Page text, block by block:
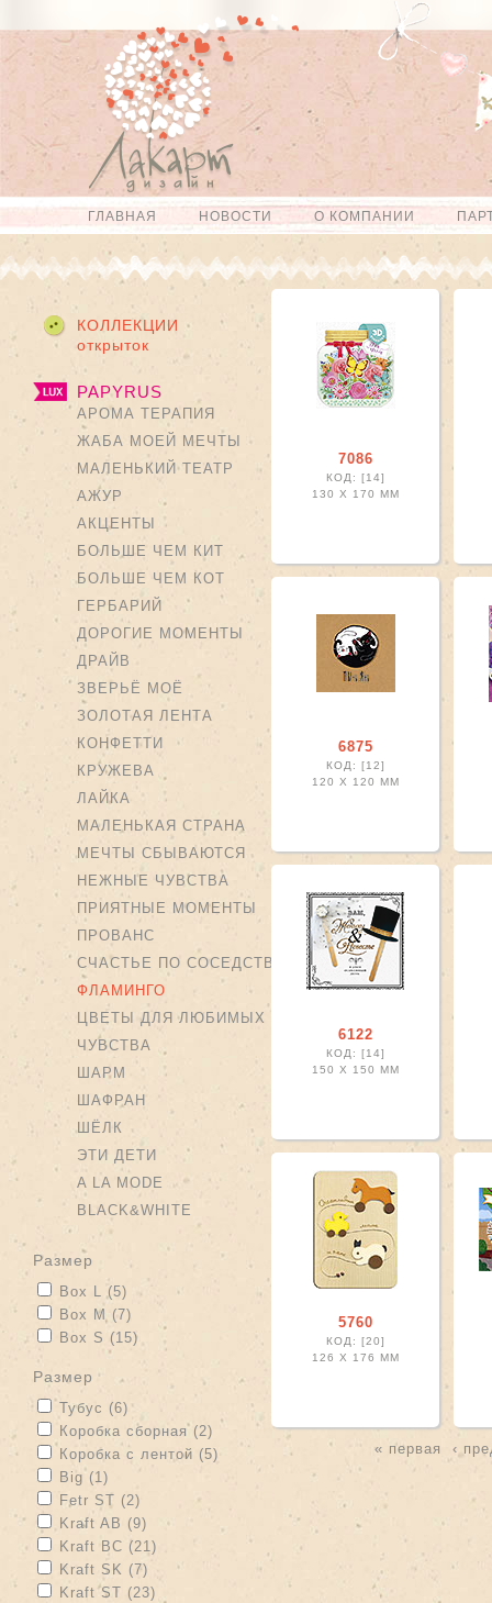
Перейти к
основному
содержанию
Skip to
navigation
Главное меню
ГЛАВНАЯ НОВОСТИ О КОМПАНИИ
КОЛЛЕКЦИИ
открыток
PAPYRUS
АРОМА ТЕРАПИЯ
ЖАБА МОЕЙ МЕЧТЫ
МАЛЕНЬКИЙ ТЕАТР
АЖУР
АКЦЕНТЫ
БОЛЬШЕ ЧЕМ КИТ
БОЛЬШЕ ЧЕМ КОТ
ГЕРБАРИЙ
ДОРОГИЕ МОМЕНТЫ
ДРАЙВ
ЗВЕРЬЁ МОЁ
ЗОЛОТАЯ ЛЕНТА
КОНФЕТТИ
КРУЖЕВА
ЛАЙКА
МАЛЕНЬКАЯ СТРАНА
МЕЧТЫ СБЫВАЮТСЯ
НЕЖНЫЕ ЧУВСТВА
ПРИЯТНЫЕ МОМЕНТЫ
ПРОВАНС
СЧАСТЬЕ ПО СОСЕДСТВУ
ФЛАМИНГО
ЦВЕТЫ ДЛЯ ЛЮБИМЫХ
ЧУВСТВА
ШАРМ
ШАФРАН
ШЁЛК
ЭТИ ДЕТИ
A LA MODE
BLACK&WHITE
размер
Apply Box L filter
Box L (5) Apply Box L filter
Apply Box M filter
Box M (7)
Apply Box S filter
Box S (15) Apply Box S filter
размер
Apply Тубус filter
Тубус (6) Apply Тубус filter
Apply Коробка сборная filter
Коробка сборная (2) Apply Коробка сборная filter
Apply Коробка с лентой filter
Коробка с лентой (5) Apply Коробка с лентой filter
Apply Big filter
Big (1)
Apply Fetr ST filter
Fetr ST (2) Apply Fetr ST filter
Apply Kraft AB filter
Kraft AB (9) Apply Kraft AB filter
Apply Kraft BC filter
Kraft BC (21) Apply Kraft BC filter
Apply Kraft SK filter
Kraft SK (7) Apply Kraft SK filter
Apply Kraft ST filter
Kraft ST (23) Apply Kraft ST filter
7086
КОД: [14]
130 X
170 ММ
6875
КОД: [12]
120 X
120 ММ
6122
КОД: [14]
150 X
150 ММ
5760
КОД: [20]
126 X
176 ММ
Страницы
« первая ‹